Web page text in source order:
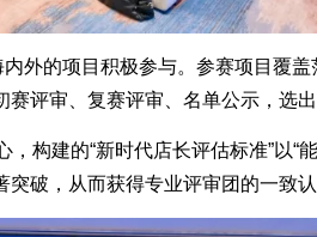
内外的项目积极参与。参赛项目覆
评审、复赛评审、名单公示，选出
，构建的“新时代店长评估标准”以“
破，从而获得专业评审团的一致